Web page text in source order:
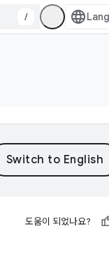
/
도움이 되었나요?